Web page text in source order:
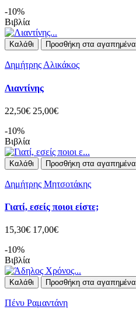
-10%
Βιβλία
Καλάθι Προσθήκη στα αγαπημένα
Δημήτρης Αλικάκος
Λιαντίνης
22,50€ 25,00€
-10%
Βιβλία
Καλάθι Προσθήκη στα αγαπημένα
Δημήτρης Μητσοτάκης
Γιατί, εσείς ποιοι είστε;
15,30€ 17,00€
-10%
Βιβλία
Καλάθι Προσθήκη στα αγαπημένα
Πένυ Ραμαντάνη